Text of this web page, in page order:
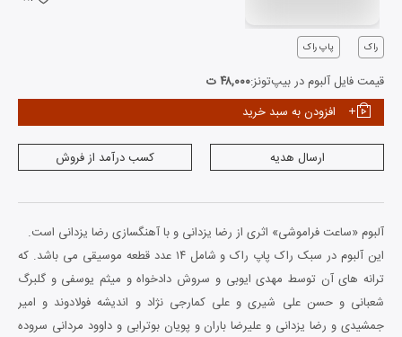
راک پاپ راک
قیمت فایل آلبوم در بیپ‌تونز:۴۸,۰۰۰ ت
افزودن به سبد خرید
ارسال هدیه کسب درآمد از فروش
آلبوم «ساعت فراموشی» اثری از رضا یزدانی و با آهنگسازی رضا یزدانی است.
این آلبوم در سبک راک پاپ راک و شامل ۱۴ عدد قطعه موسیقی می باشد. که
ترانه های آن توسط مهدی ایوبی و سروش دادخواه و میثم یوسفی و گلبرگ
شعبانی و حسن علی شیری و علی کمارجی نژاد و اندیشه فولادوند و امیر
جمشیدی و رضا یزدانی و علیرضا باران و پویان بوترابی و داوود مردانی سروده